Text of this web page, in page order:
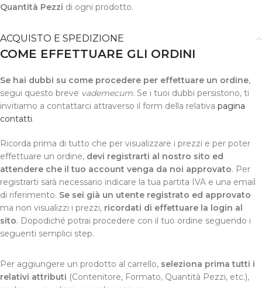
Quantità Pezzi di ogni prodotto.
ACQUISTO E SPEDIZIONE
COME EFFETTUARE GLI ORDINI
Se hai dubbi su come procedere per effettuare un ordine,
segui questo breve vademecum. Se i tuoi dubbi persistono, ti
invitiamo a contattarci attraverso il form della relativa pagina
contatti.
Ricorda prima di tutto che per visualizzare i prezzi e per poter
effettuare un ordine, devi registrarti al nostro sito ed
attendere che il tuo account venga da noi approvato. Per
registrarti sarà necessario indicare la tua partita IVA e una email
di riferimento. Se sei già un utente registrato ed approvato
ma non visualizzi i prezzi, ricordati di effettuare la login al
sito. Dopodiché potrai procedere con il tuo ordine seguendo i
seguenti semplici step.
Per aggiungere un prodotto al carrello, seleziona prima tutti i
relativi attributi (Contenitore, Formato, Quantità Pezzi, etc.),